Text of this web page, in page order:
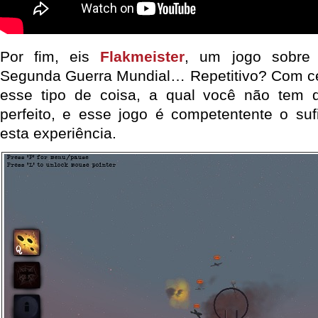
Por fim, eis Flakmeister, um jogo sobre
Segunda Guerra Mundial… Repetitivo? Com
esse tipo de coisa, a qual você não tem
perfeito, e esse jogo é competentente o
esta experiência.